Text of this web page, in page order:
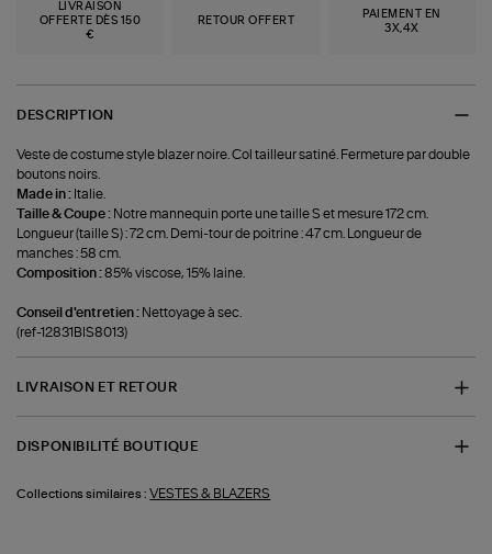
LIVRAISON
OFFERTE DÈS 150
€
RETOUR OFFERT
PAIEMENT EN
3X,4X
DESCRIPTION
Veste de costume style blazer noire. Col tailleur satiné. Fermeture par double
boutons noirs.
Made in : Italie.
Taille & Coupe : Notre mannequin porte une taille S et mesure 172 cm.
Longueur (taille S) : 72 cm. Demi-tour de poitrine : 47 cm. Longueur de
manches : 58 cm.
Composition :85% viscose, 15% laine.
Conseil d'entretien : Nettoyage à sec.
(ref-12831BIS8013)
LIVRAISON ET RETOUR
DISPONIBILITÉ BOUTIQUE
Collections similaires : VESTES & BLAZERS